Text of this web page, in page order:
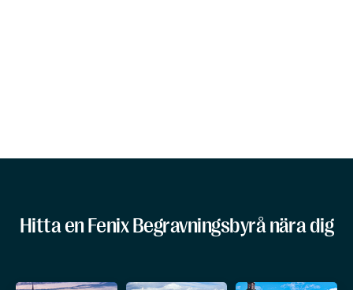
Hitta en Fenix Begravningsbyrå nära dig